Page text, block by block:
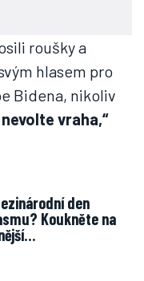
roušky a
hlasem pro
Bidena, nikoliv
vraha,“
Koukněte na